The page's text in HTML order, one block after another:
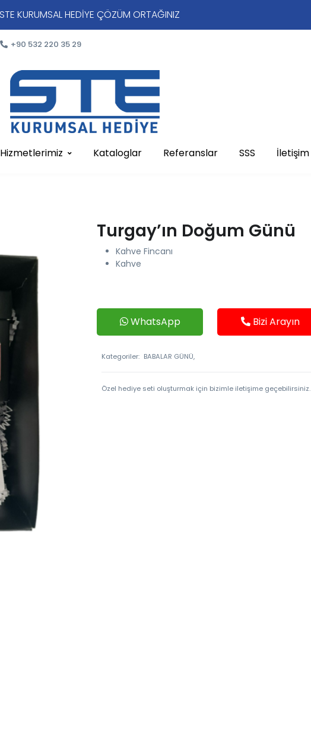
STE KURUMSAL HEDİYE ÇÖZÜM ORTAĞINIZ
+90 532 220 35 29
Hizmetlerimiz Kataloglar Referanslar SSS İletişim
Turgay’ın Doğum Günü
Kahve Fincanı
Kahve
WhatsApp Bizi Arayın
Kategoriler: BABALAR GÜNÜ,
Özel hediye seti oluşturmak için bizimle iletişime geçebilirsiniz.